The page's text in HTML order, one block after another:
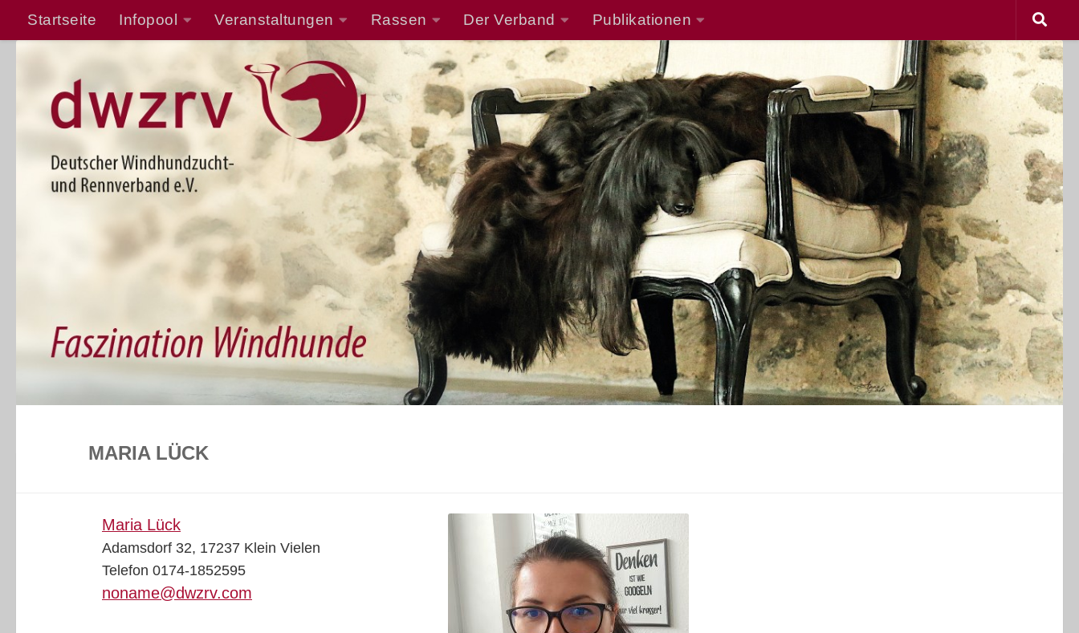
Startseite Infopool Veranstaltungen Rassen Der Verband Publikationen
MARIA LÜCK
Maria Lück
Adamsdorf 32, 17237 Klein Vielen
Telefon 0174-1852595
noname@dwzrv.com